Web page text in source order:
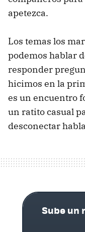
apetezca.
Los temas los
podemos hablar
responder
hicimos en la
es un encuentro
un ratito casual
desconectar
Sube un